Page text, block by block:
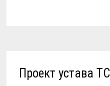
Проект устава